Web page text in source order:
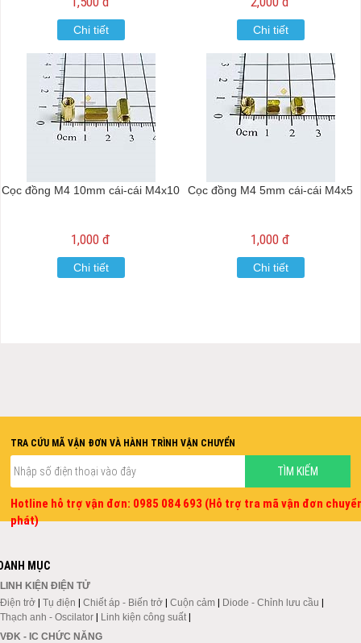
Chi tiết Chi tiết
Cọc đồng M4 10mm cái-cái M4x10
1,000 đ
Chi tiết
Cọc đồng M4 5mm cái-cái M4x5
1,000 đ
Chi tiết
TRA CỨU MÃ VẬN ĐƠN VÀ HÀNH TRÌNH VẬN CHUYỂN
Hotline hỗ trợ vận đơn: 0985 084 693 (Hỗ trợ tra mã vận đơn
phát)
MỤC
LINH KIỆN ĐIỆN TỬ
Điện trở | Tụ điện | Chiết áp - Biến trở | Cuộn cảm | Diode - Chỉnh lưu cầu |
Thạch anh - Oscilator | Linh kiện công suất |
VĐK - IC CHỨC NĂNG